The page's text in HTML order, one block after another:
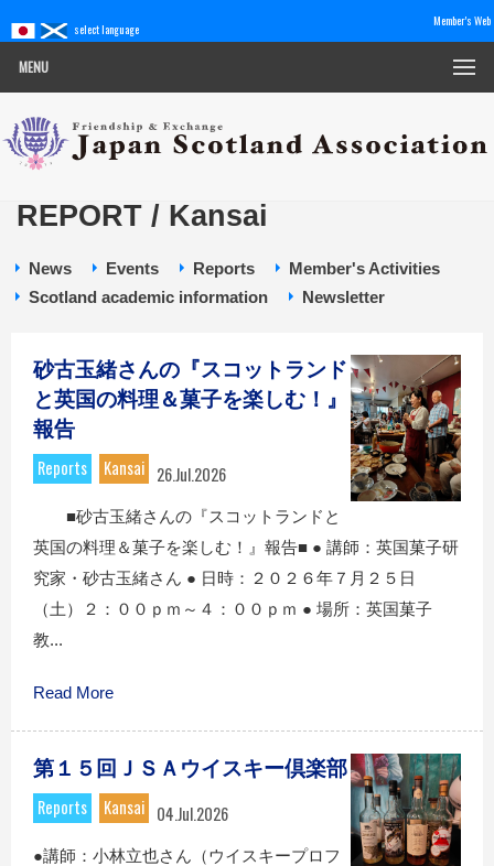
select language
Member's Web
MENU
REPORT / Kansai
News Events Reports
Member's Activities
Scotland academic information
Newsletter
砂古玉緒さんの『スコットランド
と英国の料理＆菓子を楽しむ！』
報告
Reports
Kansai 26.Jul.2026
■砂古玉緒さんの『スコットランドと
英国の料理＆菓子を楽しむ！』報告■ ● 講師：英国菓子研
究家・砂古玉緒さん ● 日時：２０２６年７月２５日
（土）２：００ｐｍ～４：００ｐｍ ● 場所：英国菓子
教...
Read More
第１５回ＪＳＡウイスキー倶楽部
Reports
Kansai 04.Jul.2026
●講師：小林立也さん（ウイスキープロフ